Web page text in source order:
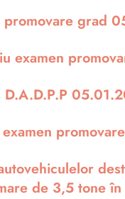
promovare grad
examen
D.A.D.P.P
de 3,5 tone